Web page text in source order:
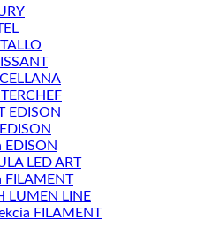
EDISON
EDISON
LED ART
FILAMENT
LUMEN LINE
FILAMENT